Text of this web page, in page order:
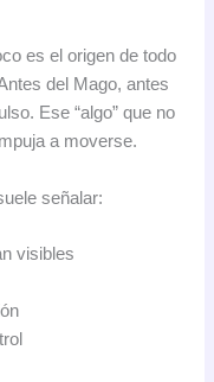
es el origen de todo
del Mago, antes
Ese “algo” que no
a moverse.
señalar:
visibles